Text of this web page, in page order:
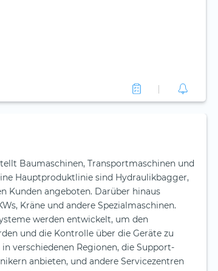
Baumaschinen, Transportmaschinen und
Hauptproduktlinie sind Hydraulikbagger,
Kunden angeboten. Darüber hinaus
Kräne und andere Spezialmaschinen.
werden entwickelt, um den
und die Kontrolle über die Geräte zu
verschiedenen Regionen, die Support-
anbieten, und andere Servicezentren